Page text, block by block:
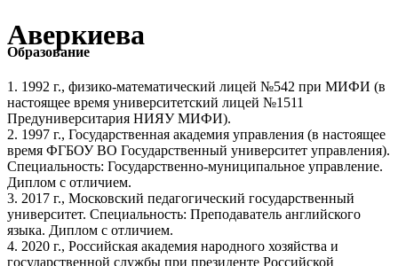
Аверкиева
Образование
1. 1992 г., физико-математический лицей №542 при МИФИ (в
настоящее время университетский лицей №1511
Предуниверситария НИЯУ МИФИ).
2. 1997 г., Государственная академия управления (в настоящее
время ФГБОУ ВО Государственный университет управления).
Специальность: Государственно-муниципальное управление.
Диплом с отличием.
3. 2017 г., Московский педагогический государственный
университет. Специальность: Преподаватель английского
языка. Диплом с отличием.
4. 2020 г., Российская академия народного хозяйства и
государственной службы при президенте Российской